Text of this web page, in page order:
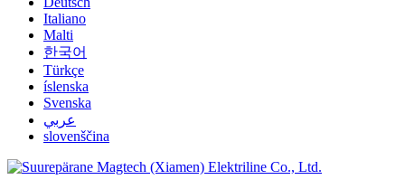
Italiano
Malti
한국어
Türkçe
íslenska
Svenska
عربي
slovenščina